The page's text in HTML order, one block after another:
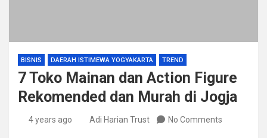
BISNIS DAERAH ISTIMEWA YOGYAKARTA TREND
7 Toko Mainan dan Action Figure
Rekomended dan Murah di Jogja
4 years ago Adi Harian Trust No Comments